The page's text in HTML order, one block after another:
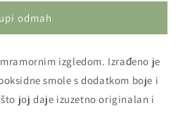
odmah
izgledom. Izrađeno je
smole s dodatkom boje i
joj daje izuzetno originalan i